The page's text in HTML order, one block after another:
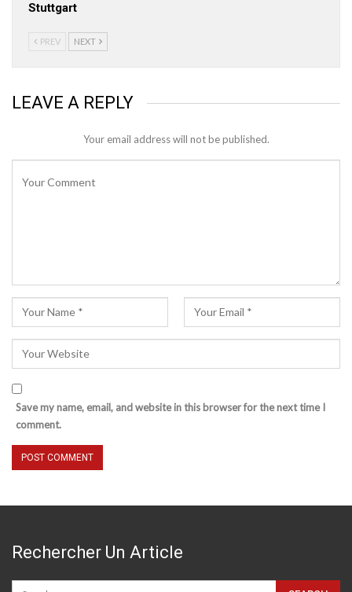
Stuttgart
PREV NEXT
LEAVE A REPLY
Your email address will not be published.
Save my name, email, and website in this browser for the next time I
comment.
Rechercher Un Article